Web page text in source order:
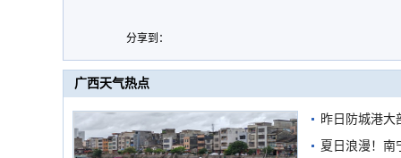
分享到：
广西天气热点
昨日防城港大
雨
夏日浪漫！南